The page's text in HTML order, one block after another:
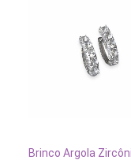
ADICIONAR
Brinco Argola